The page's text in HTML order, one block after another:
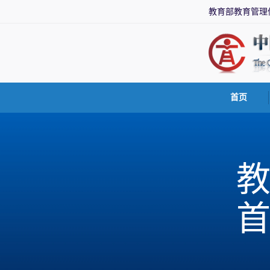
教育部教育管
首页